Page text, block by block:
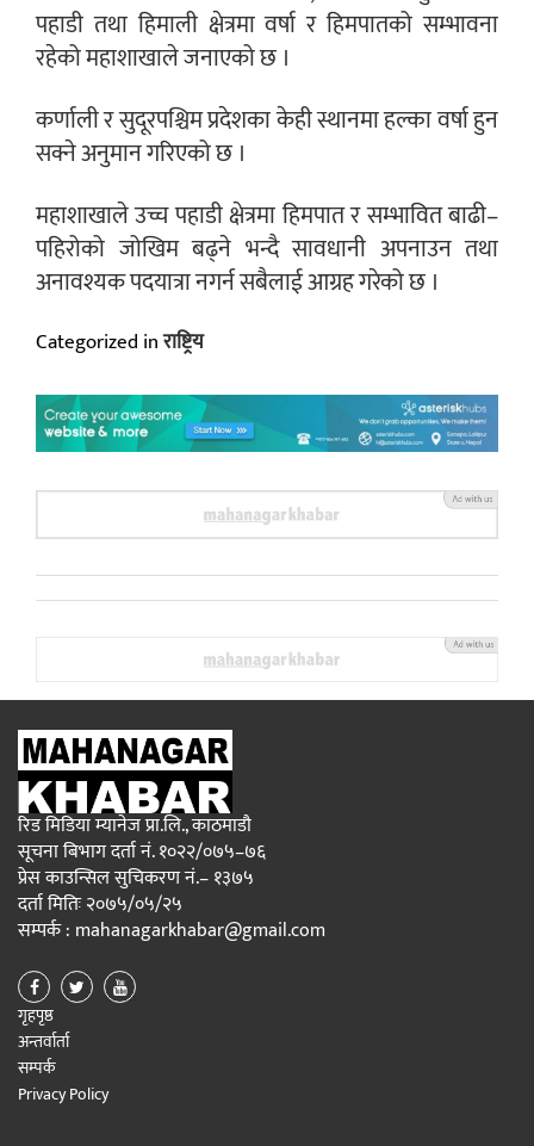
पहाडी तथा हिमाली क्षेत्रमा वर्षा र हिमपातको सम्भावना
रहेको महाशाखाले जनाएको छ ।
कर्णाली र सुदूरपश्चिम प्रदेशका केही स्थानमा हल्का वर्षा हुन
सक्ने अनुमान गरिएको छ ।
महाशाखाले उच्च पहाडी क्षेत्रमा हिमपात र सम्भावित बाढी–
पहिरोको जोखिम बढ्ने भन्दै सावधानी अपनाउन तथा
अनावश्यक पदयात्रा नगर्न सबैलाई आग्रह गरेको छ ।
Categorized inराष्ट्रिय
रिड मिडिया म्यानेज प्रा.लि., काठमाडौ
सूचना बिभाग दर्ता नं. १०२२/०७५–७६
प्रेस काउन्सिल सुचिकरण नं.– १३७५
दर्ता मितिः २०७५/०५/२५
सम्पर्क : mahanagarkhabar@gmail.com
गृहपृष्ठ
अन्तर्वार्ता
सम्पर्क
Privacy Policy